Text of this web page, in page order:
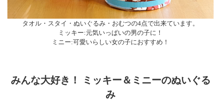
タオル・スタイ・ぬいぐるみ・おむつの4点で出来ています。
ミッキー:元気いっぱいの男の子に！
ミニー:可愛いらしい女の子におすすめ！
みんな大好き！ ミッキー＆ミニーのぬいぐる
み